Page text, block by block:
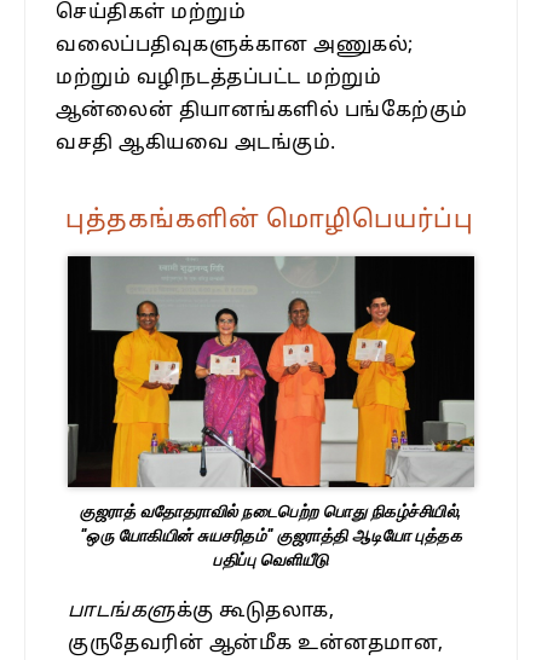
செய்திகள் மற்றும்
வலைப்பதிவுகளுக்கான அணுகல்;
மற்றும் வழிநடத்தப்பட்ட மற்றும்
ஆன்லைன் தியானங்களில் பங்கேற்கும்
வசதி ஆகியவை அடங்கும்.
புத்தகங்களின் மொழிபெயர்ப்பு
பாடங்களுக்கு கூடுதலாக,
குருதேவரின் ஆன்மீக உன்னதமான,
குஜராத் வதோதராவில் நடைபெற்ற பொது நிகழ்ச்சியில்,
"ஒரு யோகியின் சுயசரிதம்"குஜராத்தி ஆடியோ புத்தக
பதிப்பு வெளியீடு